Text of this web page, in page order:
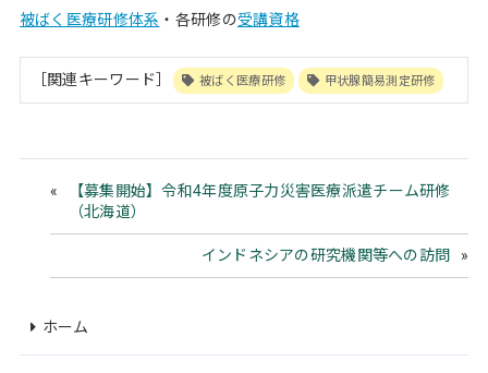
被ばく医療研修体系 ・各研修の受講資格
［関連キーワード］ 被ばく医療研修 甲状腺簡易測定研修
【募集開始】令和4年度原子力災害医療派遣チーム研修
（北海道）
インドネシアの研究機関等への訪問
ホーム